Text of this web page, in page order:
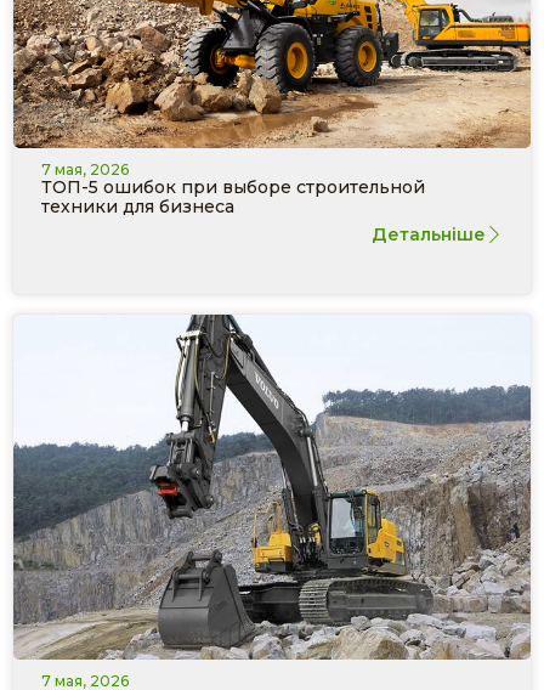
7 мая, 2026
ТОП-5 ошибок при выборе строительной
техники для бизнеса
Детальніше
7 мая, 2026